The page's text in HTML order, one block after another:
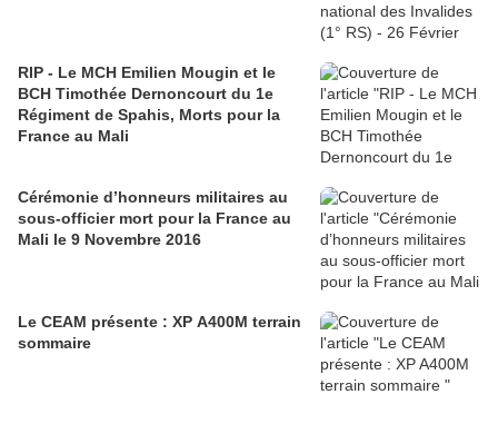
RIP - Le MCH Emilien Mougin et le
BCH Timothée Dernoncourt du 1e
Régiment de Spahis, Morts pour la
France au Mali
Cérémonie d’honneurs militaires au
sous-officier mort pour la France au
Mali le 9 Novembre 2016
Le CEAM présente : XP A400M terrain
sommaire